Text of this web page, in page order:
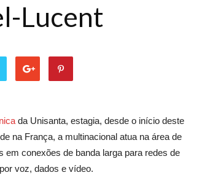
Lucent
da Unisanta, estagia, desde o início deste
na França, a multinacional atua na área de
conexões de banda larga para redes de
voz, dados e vídeo.